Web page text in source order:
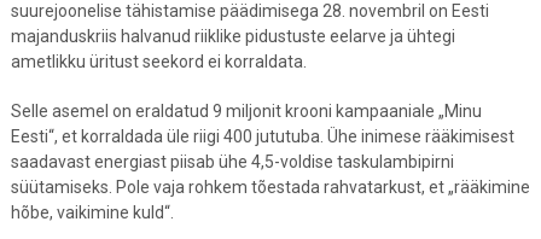
suurejoonelise tähistamise päädimisega 28. novembril on Eesti
majanduskriis halvanud riiklike pidustuste eelarve ja ühtegi
ametlikku üritust seekord ei korraldata.
Selle asemel on eraldatud 9 miljonit krooni kampaaniale „Minu
Eesti“, et korraldada üle riigi 400 jututuba. Ühe inimese rääkimisest
saadavast energiast piisab ühe 4,5-voldise taskulambipirni
süütamiseks. Pole vaja rohkem tõestada rahvatarkust, et „rääkimine
hõbe, vaikimine kuld“.